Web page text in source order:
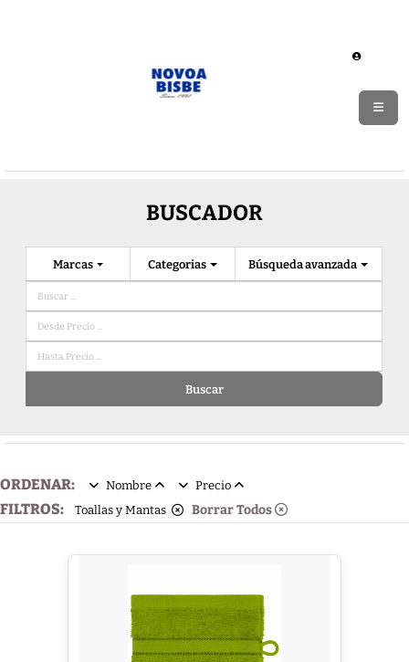
BUSCADOR
Categorias
Marcas Búsqueda avanzada
Buscar
ORDENAR: Nombre Precio
FILTROS: Toallas y Mantas Borrar Todos